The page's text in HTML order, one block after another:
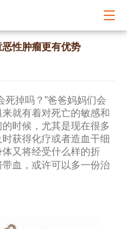
性肿瘤更有优势
死掉吗？”爸爸妈妈们会
就有着对死亡的敏感和
时候，尤其是现在很多
获得化疗或者造血干细
又将经受什么样的折
血 ，或许可以多一份治